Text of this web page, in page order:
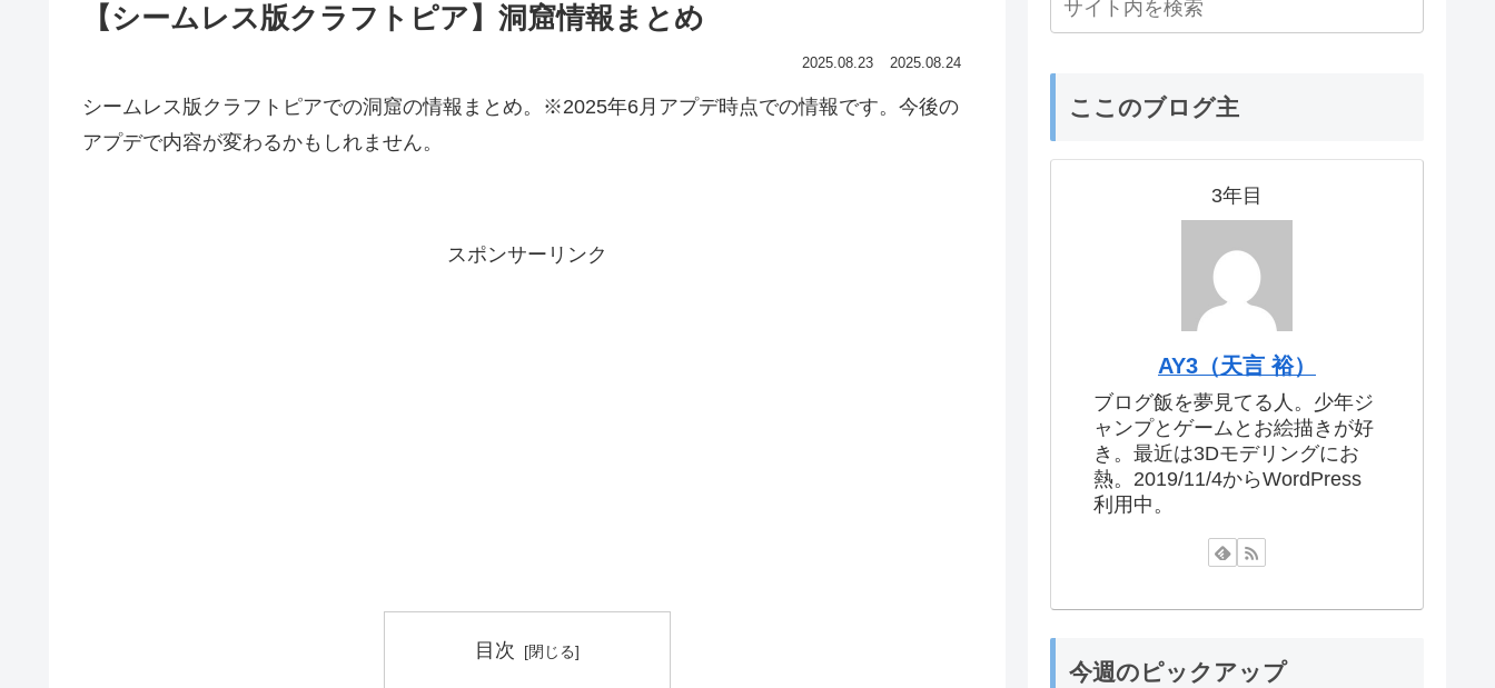
【シームレス版クラフトピア】洞窟情報まとめ
2025.08.23 2025.08.24
シームレス版クラフトピアでの洞窟の情報まとめ。※2025年6月アプデ時点での情報です。今後の
アプデで内容が変わるかもしれません。
スポンサーリンク
目次
ここのブログ主
3年目
AY3（天言 裕）
ブログ飯を夢見てる人。少年ジ
ャンプとゲームとお絵描きが好
き。最近は3Dモデリングにお
熱。2019/11/4からWordPress
利用中。
今週のピックアップ